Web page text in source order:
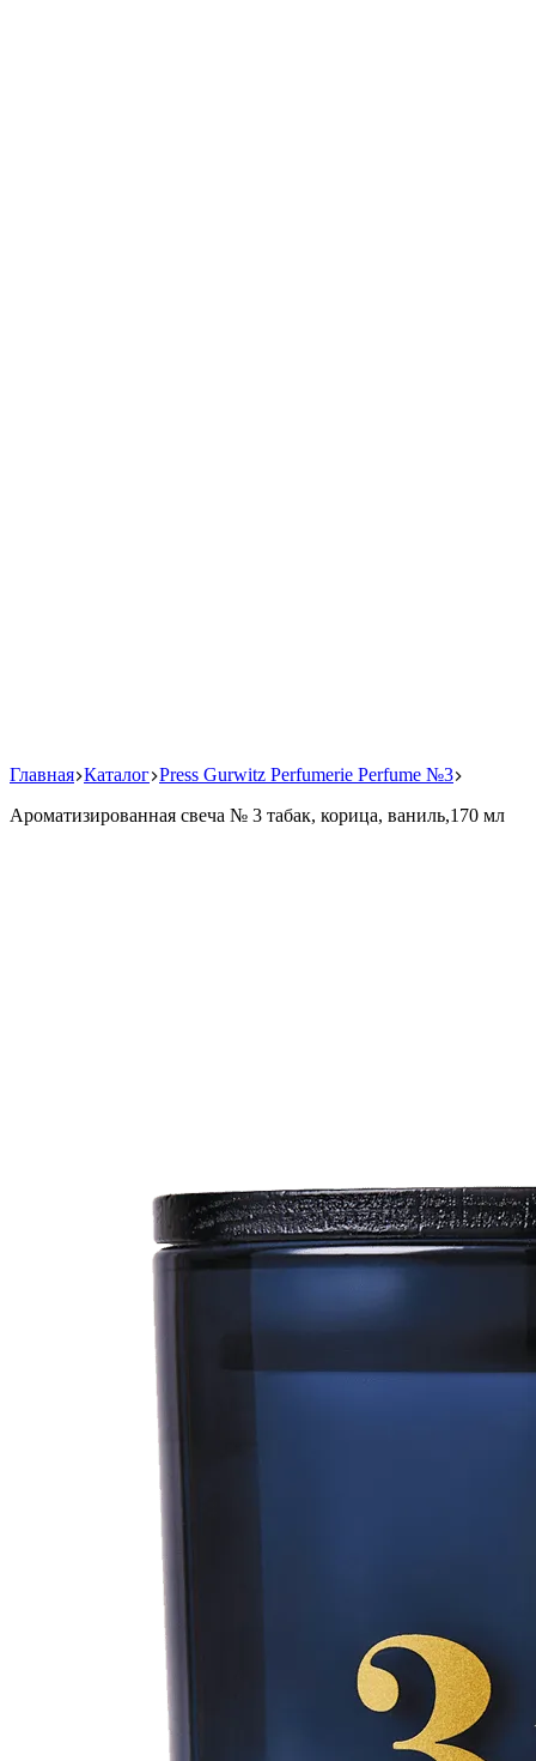
Главная Каталог Press Gurwitz Perfumerie Perfume №3
Ароматизированная свеча № 3 табак, корица, ваниль,170 мл